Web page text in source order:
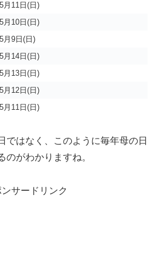
5月11日(日)
5月10日(日)
5月9日(日)
5月14日(日)
5月13日(日)
5月12日(日)
5月11日(日)
ではなく、このように毎年母の日
のがわかりますね。
ンサードリンク